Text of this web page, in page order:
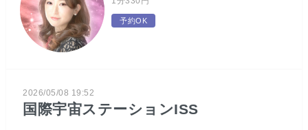
予約OK
2026/05/08 19:52
国際宇宙ステーションISS